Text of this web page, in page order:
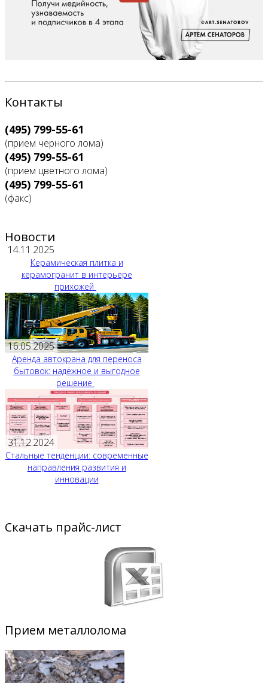
Контакты
(495) 799-55-61
(прием черного лома)
(495) 799-55-61
(прием цветного лома)
(495) 799-55-61
(факс)
Новости
14.11.2025
Керамическая плитка и
керамогранит в интерьере
прихожей
16.05.2025
Аренда автокрана для переноса
бытовок: надёжное и выгодное
решение
31.12.2024
Стальные тенденции: современные
направления развития и
инновации
Скачать прайс-лист
Прием металлолома